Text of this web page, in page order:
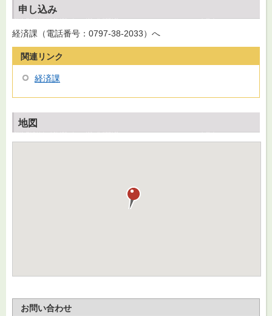
申し込み
経済課（電話番号：0797-38-2033）へ
関連リンク
経済課
地図
お問い合わせ